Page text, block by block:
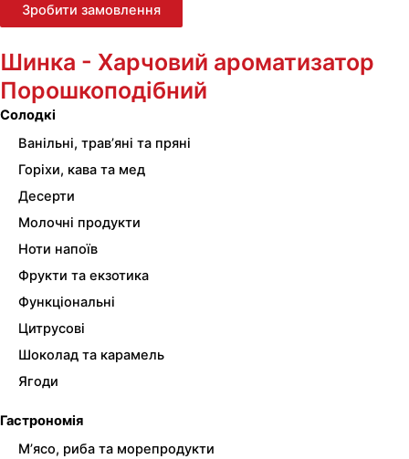
Зробити замовлення
Шинка - Харчовий ароматизатор
Порошкоподібний
Солодкі
Ванільні, трав’яні та пряні
Горіхи, кава та мед
Десерти
Молочні продукти
Ноти напоїв
Фрукти та екзотика
Функціональні
Цитрусові
Шоколад та карамель
Ягоди
Гастрономія
М’ясо, риба та морепродукти